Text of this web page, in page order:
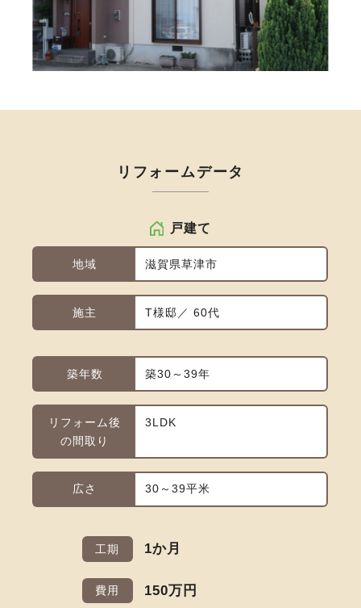
リフォームデータ
戸建て
地域 滋賀県草津市
施主 T様邸／ 60代
築年数 築30～39年
リフォーム後
の間取り
3LDK
広さ 30～39平米
工期 1か月
費用 150万円